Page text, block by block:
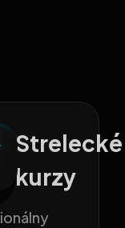
Strelecké
kurzy